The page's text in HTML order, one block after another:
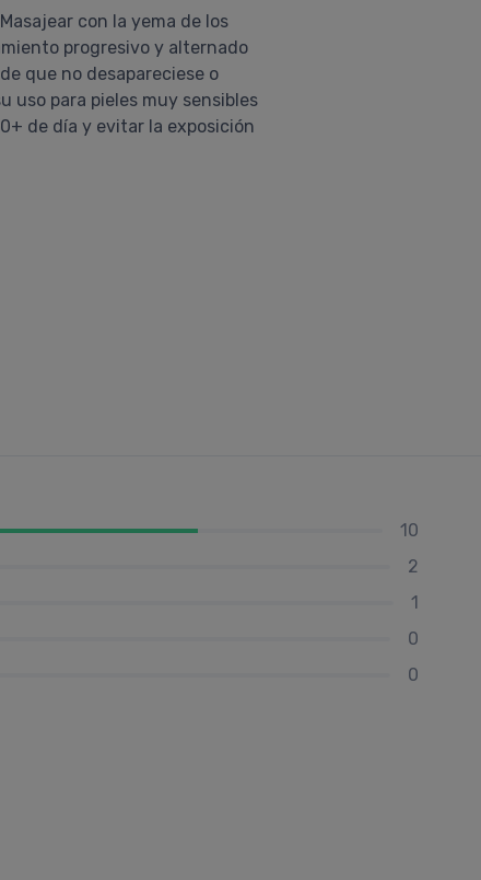
con la yema de los
progresivo y alternado
que no desapareciese o
uso para pieles muy sensibles
de día y evitar la exposición
10
2
1
0
0